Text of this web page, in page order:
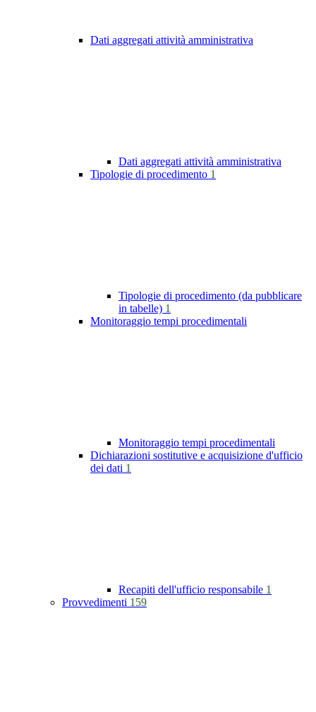
Dati aggregati attività amministrativa
Dati aggregati attività amministrativa
Tipologie di procedimento 1
Tipologie di procedimento (da pubblicare
in tabelle) 1
Monitoraggio tempi procedimentali
Monitoraggio tempi procedimentali
Dichiarazioni sostitutive e acquisizione d'ufficio
dei dati 1
Recapiti dell'ufficio responsabile 1
Provvedimenti 159